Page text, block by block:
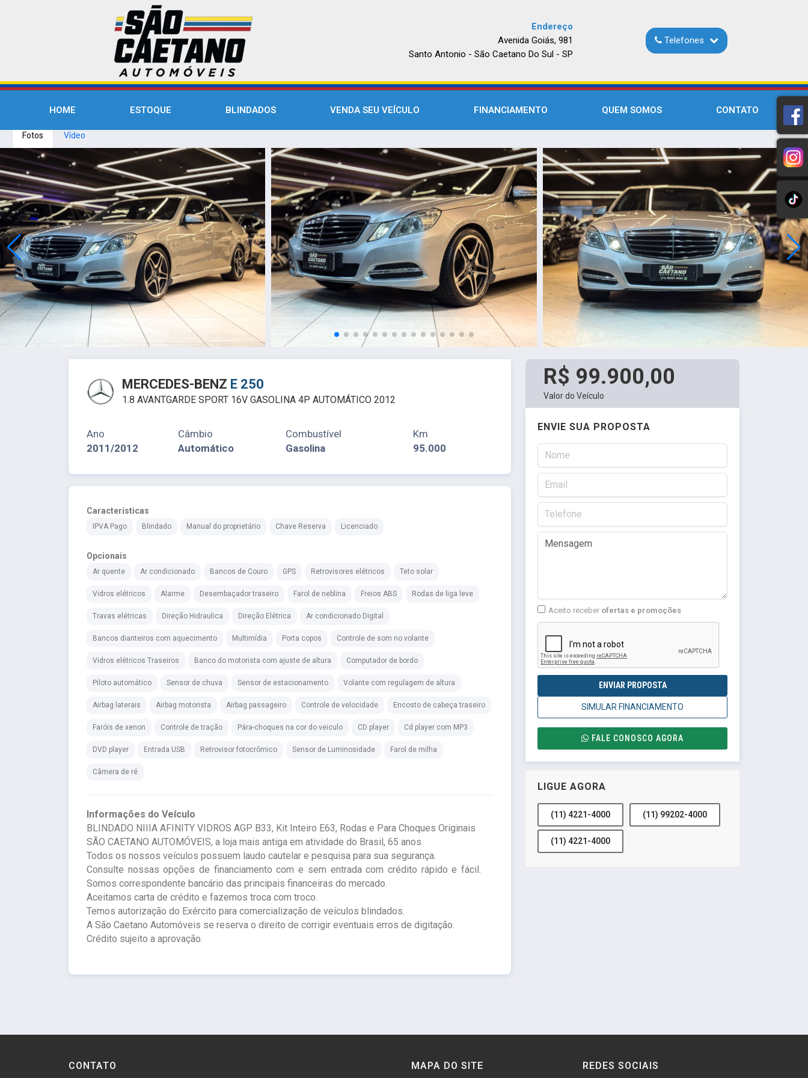
Endereço
Avenida Goiás, 981
Santo Antonio - São Caetano Do Sul - SP
Telefones
HOME ESTOQUE BLINDADOS VENDA SEU VEÍCULO FINANCIAMENTO QUEM SOMOS CONTATO
Fotos Vídeo
MERCEDES-BENZ E 250
1.8 AVANTGARDE SPORT 16V GASOLINA 4P AUTOMÁTICO 2012
Ano
2011/2012
Câmbio
Automático
Combustível
Gasolina
Km
95.000
Características
IPVA Pago Blindado Manual do proprietário Chave Reserva Licenciado
Opcionais
Ar quente Ar condicionado Bancos de Couro GPS Retrovisores elétricos Teto solar
Vidros elétricos Alarme Desembaçador traseiro Farol de neblina Freios ABS Rodas de liga leve
Travas elétricas Direção Hidraulica Direção Elétrica Ar condicionado Digital
Bancos dianteiros com aquecimento Multimídia Porta copos Controle de som no volante
Vidros elétricos Traseiros Banco do motorista com ajuste de altura Computador de bordo
Piloto automático Sensor de chuva Sensor de estacionamento Volante com regulagem de altura
Airbag laterais Airbag motorista Airbag passageiro Controle de velocidade Encosto de cabeça traseiro
Faróis de xenon Controle de tração Pára-choques na cor do veiculo CD player Cd player com MP3
DVD player Entrada USB Retrovisor fotocrômico Sensor de Luminosidade Farol de milha
Câmera de ré
Informações do Veículo
BLINDADO NIIIA AFINITY VIDROS AGP B33, Kit Inteiro E63, Rodas e Para Choques Originais
SÃO CAETANO AUTOMÓVEIS, a loja mais antiga em atividade do Brasil, 65 anos.
Todos os nossos veículos possuem laudo cautelar e pesquisa para sua segurança.
Consulte nossas opções de financiamento com e sem entrada com crédito rápido e fácil.
Somos correspondente bancário das principais financeiras do mercado.
Aceitamos carta de crédito e fazemos troca com troco.
Temos autorização do Exército para comercialização de veículos blindados.
A São Caetano Automóveis se reserva o direito de corrigir eventuais erros de digitação.
Crédito sujeito a aprovação.
R$ 99.900,00
Valor do Veículo
ENVIE SUA PROPOSTA
Aceito receber ofertas e promoções
ENVIAR PROPOSTA
SIMULAR FINANCIAMENTO
FALE CONOSCO AGORA
LIGUE AGORA
(11) 4221-4000 (11) 99202-4000
(11) 4221-4000
CONTATO MAPA DO SITE REDES SOCIAIS